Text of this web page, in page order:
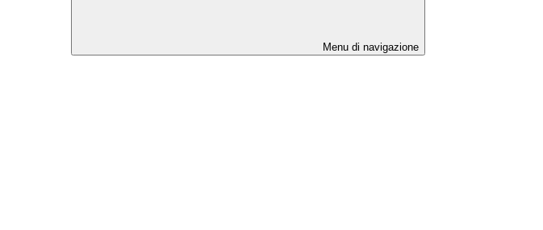
Menu di navigazione